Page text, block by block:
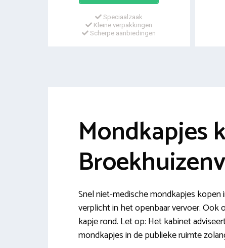
Speciaalzaak
Kleine verpakkingen
Scherpe aanbiedingen
Mondkapjes
Snel niet-medische mondkapjes kopen
verplicht in het openbaar vervoer. Ook
kapje rond. Let op: Het kabinet
mondkapjes in de publieke ruimte